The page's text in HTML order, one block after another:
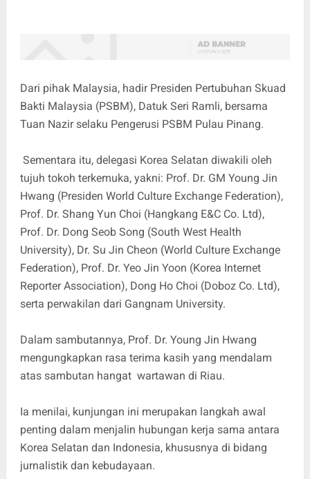
Dari pihak Malaysia, hadir Presiden Pertubuhan Skuad
Bakti Malaysia (PSBM), Datuk Seri Ramli, bersama
Tuan Nazir selaku Pengerusi PSBM Pulau Pinang.
Sementara itu, delegasi Korea Selatan diwakili oleh
tujuh tokoh terkemuka, yakni: Prof. Dr. GM Young Jin
Hwang (Presiden World Culture Exchange Federation),
Prof. Dr. Shang Yun Choi (Hangkang E&C Co. Ltd),
Prof. Dr. Dong Seob Song (South West Health
University), Dr. Su Jin Cheon (World Culture Exchange
Federation), Prof. Dr. Yeo Jin Yoon (Korea Internet
Reporter Association), Dong Ho Choi (Doboz Co. Ltd),
serta perwakilan dari Gangnam University.
Dalam sambutannya, Prof. Dr. Young Jin Hwang
mengungkapkan rasa terima kasih yang mendalam
atas sambutan hangat wartawan di Riau.
Ia menilai, kunjungan ini merupakan langkah awal
penting dalam menjalin hubungan kerja sama antara
Korea Selatan dan Indonesia, khususnya di bidang
jurnalistik dan kebudayaan.